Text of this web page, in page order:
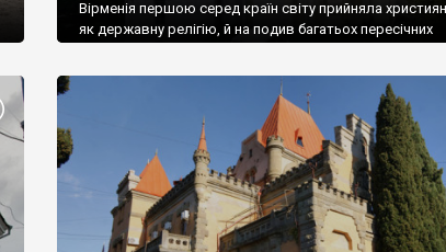
Вірменія першою серед країн світу прийняла
як державну релігію, й на подив багатьох пересічних